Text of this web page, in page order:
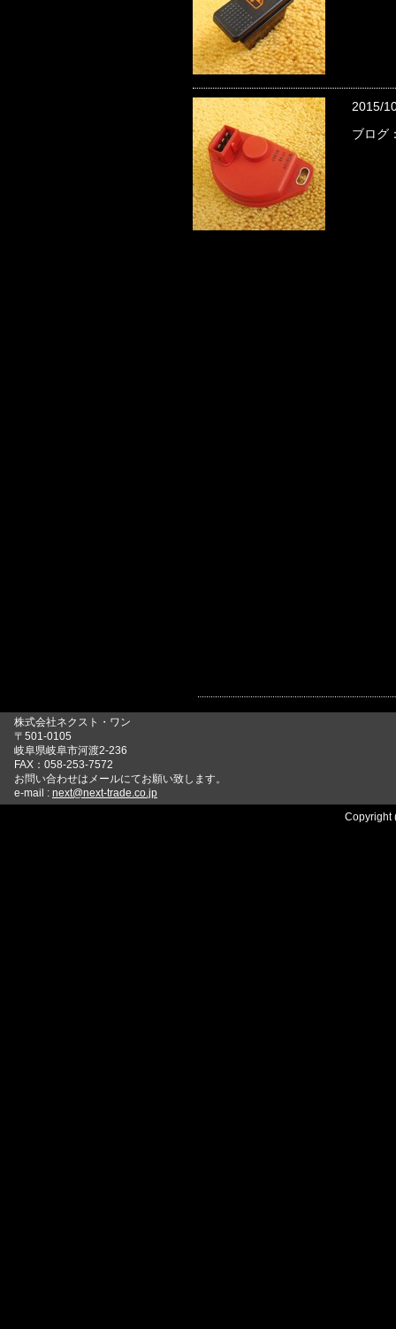
2015/
ブログ
株式会社ネクスト・ワン
〒501-0105
岐阜県岐阜市河渡2-236
FAX：058-253-7572
お問い合わせはメールにてお願い致します。
e-mail : next@next-trade.co.jp
Copyright